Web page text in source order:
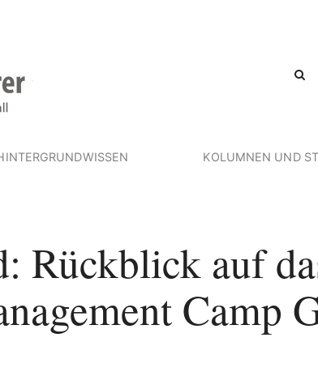
KOLUMNEN UND
Rückblick auf
Camp